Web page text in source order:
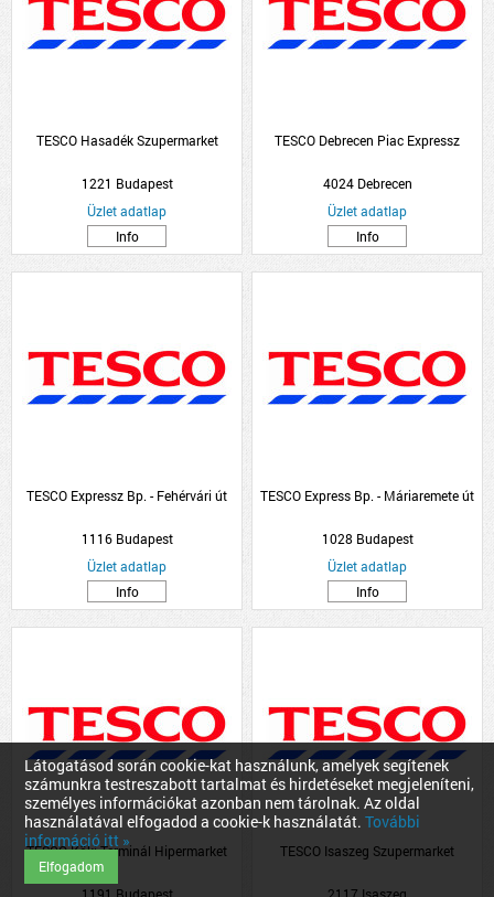
Látogatásod során cookie-kat használunk, amelyek segítenek
számunkra testreszabott tartalmat és hirdetéseket megjeleníteni,
személyes információkat azonban nem tárolnak. Az oldal
használatával elfogadod a cookie-k használatát. További
információ itt »
Elfogadom
TESCO Hasadék Szupermarket
1221 Budapest
Üzlet adatlap
Info
TESCO Debrecen Piac Expressz
4024 Debrecen
Üzlet adatlap
Info
TESCO Expressz Bp. - Fehérvári út
1116 Budapest
Üzlet adatlap
Info
TESCO Express Bp. - Máriaremete út
1028 Budapest
Üzlet adatlap
Info
TESCO Köki Terminál Hipermarket TESCO Isaszeg Szupermarket